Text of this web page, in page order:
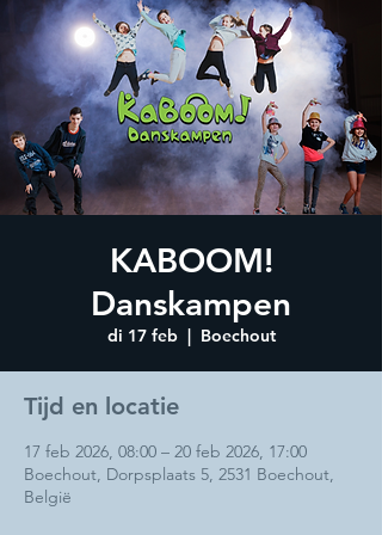
KABOOM!
Danskampen
di 17 feb
  |
Boechout
Tijd en locatie
17 feb 2026, 08:00 – 20 feb 2026, 17:00
Boechout, Dorpsplaats 5, 2531 Boechout,
België